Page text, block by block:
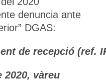
denuncia ante
DGAS:
de recepció (ref.
2020, vàreu